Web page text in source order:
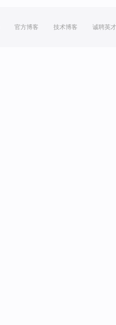
官方博客 技术博客 诚聘英才